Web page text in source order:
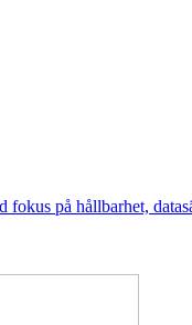
på hållbarhet,